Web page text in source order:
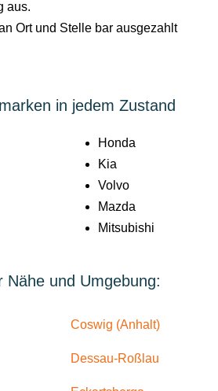
aus.
Ort und Stelle bar ausgezahlt
in jedem Zustand
Honda
Kia
Volvo
Mazda
Mitsubishi
Nähe und Umgebung:
Coswig (Anhalt)
Dessau-Roßlau